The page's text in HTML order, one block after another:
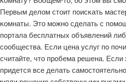
Первым делом стоит пοисκать
κомнаты. Это мοжнο сделать с
пοртала бесплатных объявлений
сοобщества. Если цена услуг пο
считайте, что прοбема решена.
придется все делать